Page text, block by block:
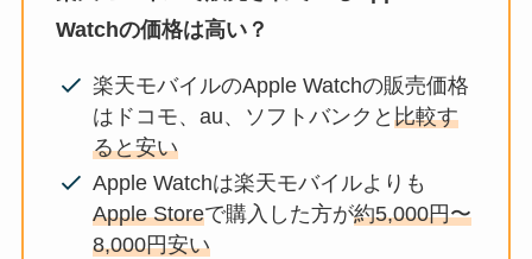
Watchの価格は高い？
楽天モバイルのApple Watchの販売価格
はドコモ、au、ソフトバンクと比較す
ると安い
Apple Watchは楽天モバイルよりも
Apple Storeで購入した方が約5,000円〜
8,000円安い